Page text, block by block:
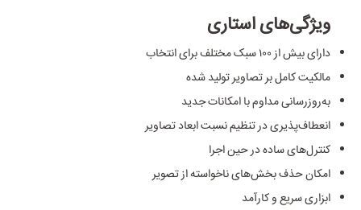
ویژگی‌های استاری
دارای بیش از ۱۰۰ سبک مختلف برای انتخاب
مالکیت کامل بر تصاویر تولید شده
به‌روزرسانی مداوم با امکانات جدید
انعطاف‌پذیری در تنظیم نسبت ابعاد تصاویر
کنترل‌های ساده در حین اجرا
امکان حذف بخش‌های ناخواسته از تصویر
ابزاری سریع و کارآمد